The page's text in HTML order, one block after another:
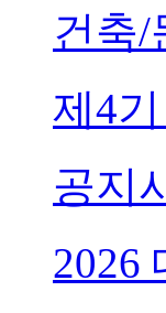
건축/
제4
공지
2026